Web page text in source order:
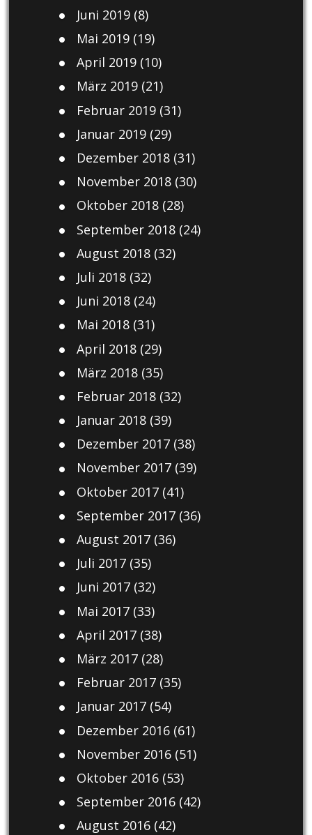
Juni 2019(8)
Mai 2019(19)
April 2019(10)
März 2019(21)
Februar 2019(31)
Januar 2019(29)
Dezember 2018(31)
November 2018(30)
Oktober 2018(28)
September 2018(24)
August 2018(32)
Juli 2018(32)
Juni 2018(24)
Mai 2018(31)
April 2018(29)
März 2018(35)
Februar 2018(32)
Januar 2018(39)
Dezember 2017(38)
November 2017(39)
Oktober 2017(41)
September 2017(36)
August 2017(36)
Juli 2017(35)
Juni 2017(32)
Mai 2017(33)
April 2017(38)
März 2017(28)
Februar 2017(35)
Januar 2017(54)
Dezember 2016(61)
November 2016(51)
Oktober 2016(53)
September 2016(42)
August 2016(42)